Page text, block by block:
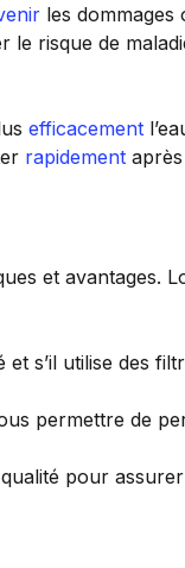
les
risque de
efficacement
rapidement
et avantages.
et s’il utilise des
permettre de
pour